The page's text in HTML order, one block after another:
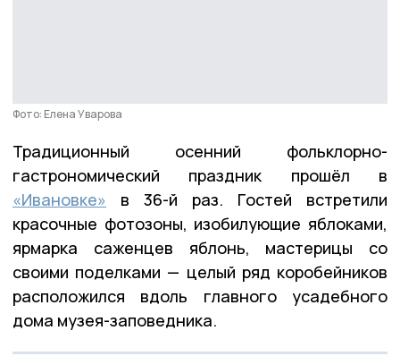
Фото: Елена Уварова
Традиционный осенний фольклорно-
гастрономический праздник прошёл в
«Ивановке» в 36-й раз. Гостей встретили
красочные фотозоны, изобилующие яблоками,
ярмарка саженцев яблонь, мастерицы со
своими поделками — целый ряд коробейников
расположился вдоль главного усадебного
дома музея-заповедника.